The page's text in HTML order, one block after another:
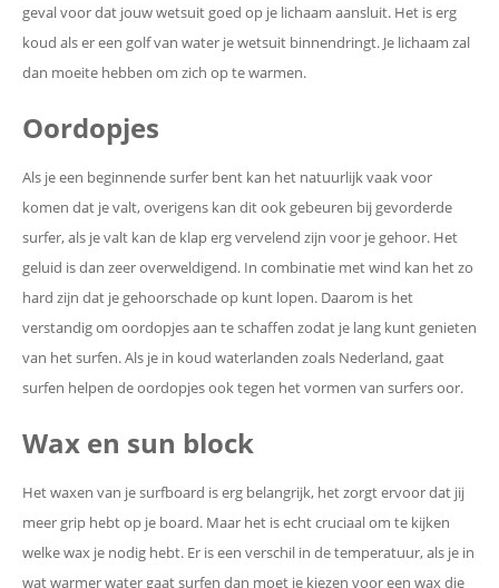
geval voor dat jouw wetsuit goed op je lichaam aansluit. Het is erg
koud als er een golf van water je wetsuit binnendringt. Je lichaam zal
dan moeite hebben om zich op te warmen.
Oordopjes
Als je een beginnende surfer bent kan het natuurlijk vaak voor
komen dat je valt, overigens kan dit ook gebeuren bij gevorderde
surfer, als je valt kan de klap erg vervelend zijn voor je gehoor. Het
geluid is dan zeer overweldigend. In combinatie met wind kan het zo
hard zijn dat je gehoorschade op kunt lopen. Daarom is het
verstandig om oordopjes aan te schaffen zodat je lang kunt genieten
van het surfen. Als je in koud waterlanden zoals Nederland, gaat
surfen helpen de oordopjes ook tegen het vormen van surfers oor.
Wax en sun block
Het waxen van je surfboard is erg belangrijk, het zorgt ervoor dat jij
meer grip hebt op je board. Maar het is echt cruciaal om te kijken
welke wax je nodig hebt. Er is een verschil in de temperatuur, als je in
wat warmer water gaat surfen dan moet je kiezen voor een wax die